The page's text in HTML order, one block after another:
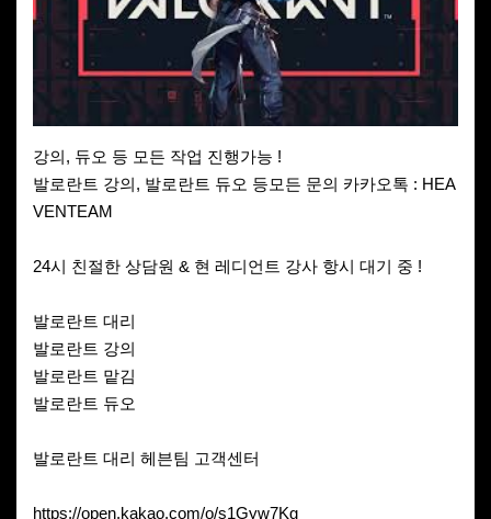
강의, 듀오 등 모든 작업 진행가능 !
발로란트 강의, 발로란트 듀오 등모든 문의 카카오톡 : HEA
VENTEAM
24시 친절한 상담원 & 현 레디언트 강사 항시 대기 중 !
발로란트 대리
발로란트 강의
발로란트 맡김
발로란트 듀오
발로란트 대리 헤븐팀 고객센터
https://open.kakao.com/o/s1Gyw7Kg